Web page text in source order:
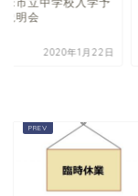
米市立中学校入学予
説明会
2020年1月22日